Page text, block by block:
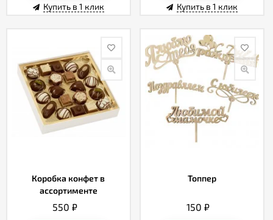
Купить в 1 клик Купить в 1 клик
Коробка конфет в
ассортименте
550 ₽
Топпер
150₽